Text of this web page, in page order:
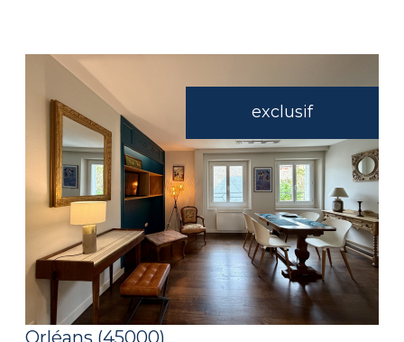
exclusif
voir le bien
Orléans (45000)